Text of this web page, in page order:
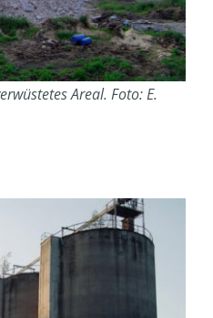
Areal. Foto: E.